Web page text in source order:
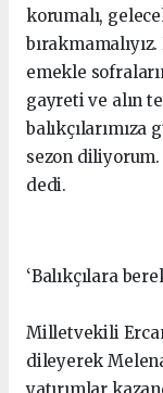
korumalı,
emekle
gayreti ve alın
balıkçılarımıza
sezon diliyorum.
dedi.
‘Balıkçılara
Milletvekili
dileyerek